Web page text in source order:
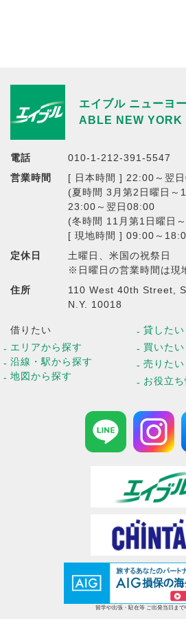
エイブル ニューヨ
ABLE NEW YORK
電話
010-1-212-391-5547
営業時間
[ 日本時間 ] 22:00～翌
(夏時間 3月第2日曜日～
23:00～翌日08:00
(冬時間 11月第1日曜日
[ 現地時間 ] 09:00～
定休日
土曜日、米国の祝祭日
※日曜日の営業時間は
住所
110 West 40th Street,
N.Y. 10018
借りたい
エリアから探す
沿線・駅から探す
地図から探す
貸したい
買いたい
売りたい
お役立ち
留学や出張・駐在等 ご出発当日まで